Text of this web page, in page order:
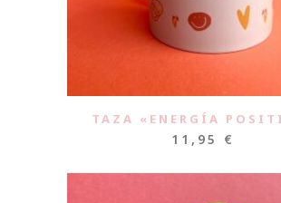
TAZA «ENERGÍA
11,95 €